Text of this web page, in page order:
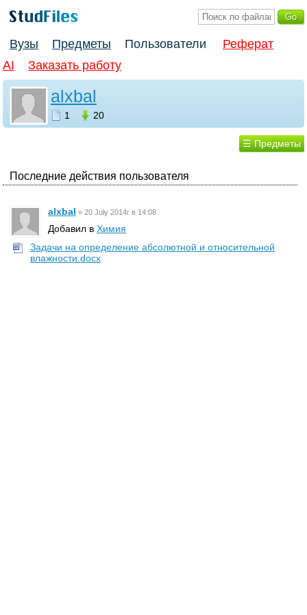
Вузы Предметы Пользователи
Реферат
AI
Заказать работу
alxbal
1 20
☰ Предметы
Последние действия пользователя
alxbal » 20 July 2014г в 14:08
Добавил в Химия
Задачи на определение абсолютной и относительной
влажности.docx